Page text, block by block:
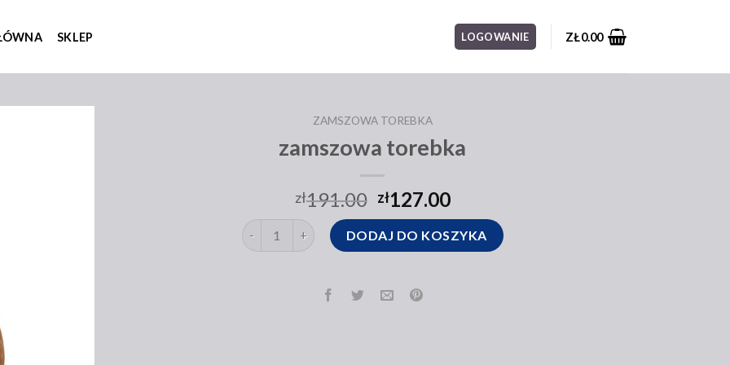
SKLEP LOGOWANIE ZŁ0.00
ZAMSZOWA TOREBKA
zamszowa torebka
zł191.00 zł127.00
ilość zamszowa torebkaDODAJ DO KOSZYKA